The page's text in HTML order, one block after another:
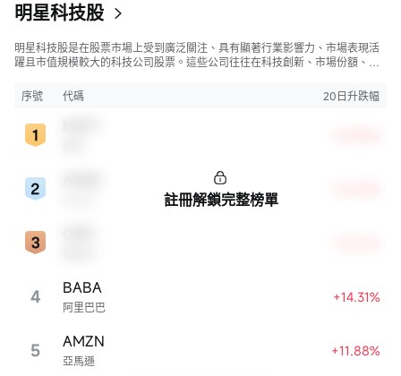
明星科技股
明星科技股是在股票市場上受到廣泛關注、具有顯著行業影響力、市場表現活
躍且市值規模較大的科技公司股票。這些公司往往在科技創新、市場份額、品
市，特別是科技行業板塊乃至全球經濟具有顯著影響。
序號 代碼 20日升跌幅
4 阿里巴巴
BABA +14.31%
5 亞馬遜
AMZN +11.88%
註冊解鎖完整榜單